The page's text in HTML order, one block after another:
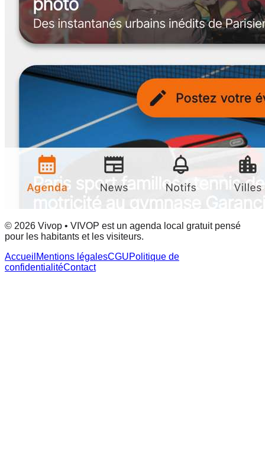
© 2026 Vivop • VIVOP est un agenda local gratuit pensé
pour les habitants et les visiteurs.
Accueil Mentions légalesCGUPolitique de
confidentialitéContact